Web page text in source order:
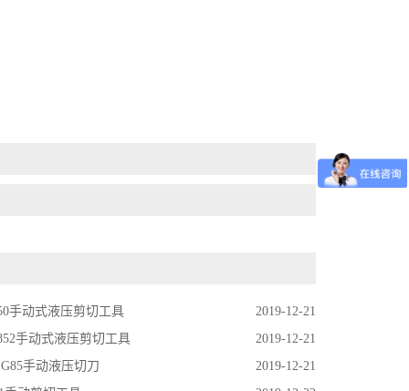
手动式液压剪切工具
2019-12-21
手动式液压剪切工具
2019-12-21
手动液压切刀
2019-12-21